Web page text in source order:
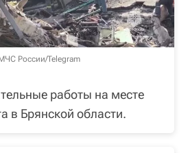
России/Telegram
работы на месте
в Брянской области.